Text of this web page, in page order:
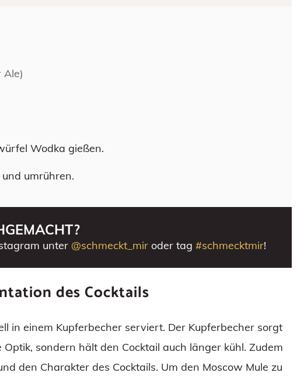
Ale)
Wodka gießen.
umrühren.
unter @schmeckt_miroder tag #schmecktmir!
des Cocktails
in einem Kupferbecher serviert. Der Kupferbecher sorgt
sondern hält den Cocktail auch länger kühl. Zudem
den Charakter des Cocktails. Um den Moscow Mule zu